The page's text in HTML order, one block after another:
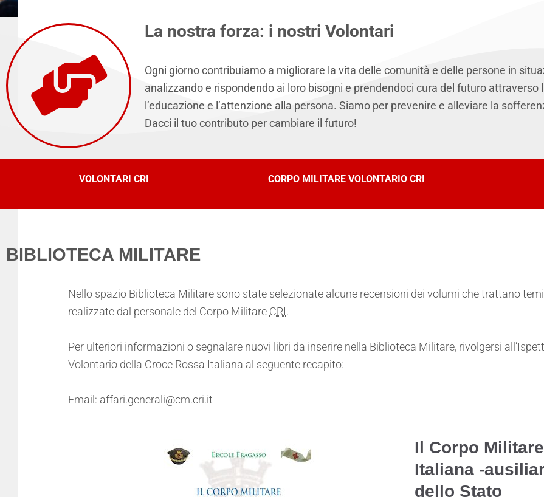
La nostra forza: i nostri Volontari
Ogni giorno contribuiamo a migliorare la vita delle comunità e delle persone in
analizzando e rispondendo ai loro bisogni e prendendoci cura del futuro attraverso
l’educazione e l’attenzione alla persona. Siamo per prevenire e alleviare la
Dacci il tuo contributo per cambiare il futuro!
VOLONTARI CRI CORPO MILITARE VOLONTARIO CRI
BIBLIOTECA MILITARE
Nello spazio Biblioteca Militare sono state selezionate alcune recensioni dei volumi che trattano
realizzate dal personale del Corpo Militare CRI.
Per ulteriori informazioni o segnalare nuovi libri da inserire nella Biblioteca Militare, rivolgersi
Volontario della Croce Rossa Italiana al seguente recapito:
Email: affari.generali@cm.cri.it
Il Corpo
Italiana -
dello Stato